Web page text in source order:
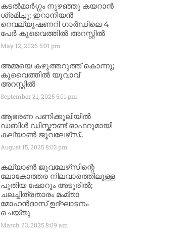
കടൽമാർഗ്ഗം നുഴഞ്ഞു കയറാൻ
ശ്രമിച്ചു; ഇറാനിയൻ
റെവല്യൂഷണറി ഗാർഡിലെ 4
പേർ കുവൈത്തിൽ അറസ്റ്റിൽ
May 12, 2026 5:01 pm
അമ്മയെ കഴുത്തറുത്ത് കൊന്നു;
കുവൈത്തിൽ യുവാവ്
അറസ്റ്റിൽ
September 21, 20255:01 pm
ആഭരണ പണിക്കൂലിയിൽ
ഡബിൾ ഡിസ്കൗണ്ട് ഓഫറുമായി
കല്യാൺ ജൂവലേഴ്‌സ്..
August 15, 20258:03 pm
കല്യാൺ ജൂവലേഴ്‌സിന്റെ
ലോകോത്തര നിലവാരത്തിലുള്ള
പുതിയ ഷോറൂം അടൂരിൽ;
ചലച്ചിത്രതാരം മംമ്താ
മോഹൻദാസ് ഉദ്ഘാടനം
ചെയ്‌തു
March 23, 20258:09 am